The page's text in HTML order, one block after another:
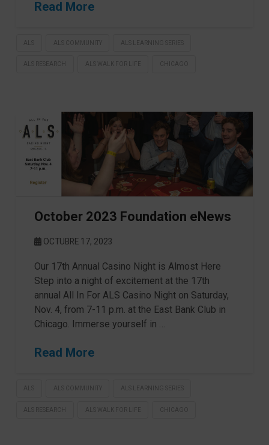
Read More
ALS ALS COMMUNITY ALS LEARNING SERIES
ALS RESEARCH ALS WALK FOR LIFE CHICAGO
October 2023 Foundation eNews
OCTUBRE 17, 2023
Our 17th Annual Casino Night is Almost Here
Step into a night of excitement at the 17th
annual All In For ALS Casino Night on Saturday,
Nov. 4, from 7-11 p.m. at the East Bank Club in
Chicago. Immerse yourself in …
Read More
ALS ALS COMMUNITY ALS LEARNING SERIES
ALS RESEARCH ALS WALK FOR LIFE CHICAGO